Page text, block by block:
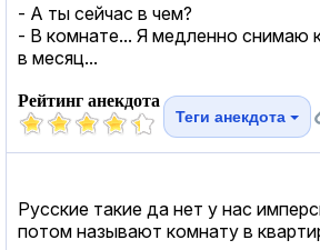
- А ты сейчас в чем?
- В комнате... Я медленно снимаю
в месяц...
Рейтинг анекдота
Теги анекдота
Русские такие да нет у нас
потом называют комнату в